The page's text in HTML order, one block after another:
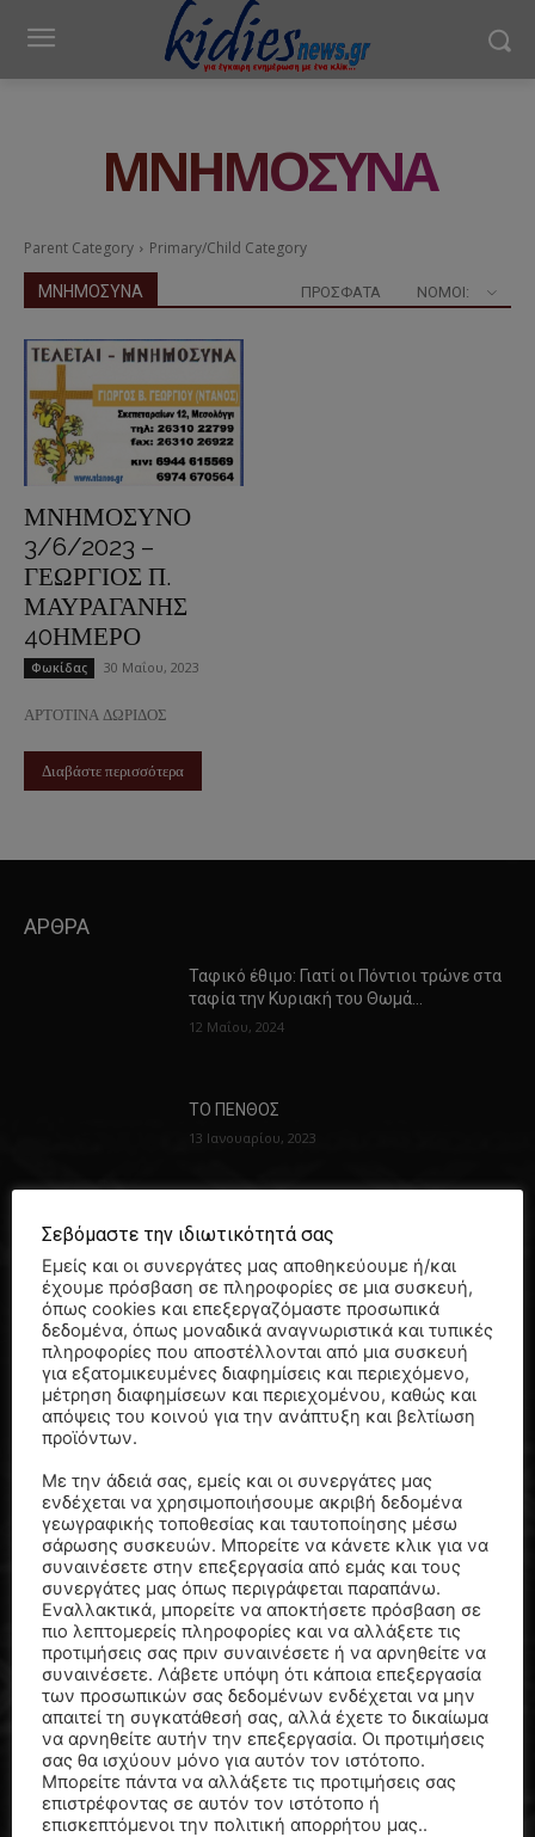
ΜΝΗΜΟΣΥΝΑ
Parent Category Primary/Child Category
ΜΝΗΜΟΣΥΝΑ ΠΡΟΣΦΑΤΑ ΝΟΜΟΊ:
ΜΝΗΜΟΣΥΝΟ
3/6/2023 –
ΓΕΩΡΓΙΟΣ Π.
ΜΑΥΡΑΓΑΝΗΣ
40ΗΜΕΡΟ
Φωκίδας 30 Μαΐου, 2023
ΑΡΤΟΤΙΝΑ ΔΩΡΙΔΟΣ
Διαβάστε περισσότερα
ΑΡΘΡΑ
Ταφικό έθιμο: Γιατί οι Πόντιοι τρώνε στα
ταφία την Κυριακή του Θωμά…
12 Μαΐου, 2024
ΤΟ ΠΕΝΘΟΣ
13 Ιανουαρίου, 2023
Πότε έχει θεσπίσει η εκκλησία
μνημόσυνα – ψυχοσάββατα…
10 Ιουνίου, 2022
ΠΡΕΠΕΙ ΝΑ ΔΙΑΒΑΣΕΤΕ
3 Αυγούστου, 2026
Πέθανε ο Γιάννης Βαρβιτσιώτης…
3 Αυγούστου, 2026
Ελικόπτερα συγκρούστηκαν και
συνετρίβησαν κατά τη διάρκεια
επιχείρησης δασοπυρόσβεσης στην
Ψάθα – Νεκροί Έλληνας και Δανός…
3 Αυγούστου, 2026
Σεβόμαστε την ιδιωτικότητά σας
Εμείς και οι συνεργάτες μας αποθηκεύουμε ή/και
έχουμε πρόσβαση σε πληροφορίες σε μια συσκευή,
όπως cookies και επεξεργαζόμαστε προσωπικά
δεδομένα, όπως μοναδικά αναγνωριστικά και τυπικές
πληροφορίες που αποστέλλονται από μια συσκευή
για εξατομικευμένες διαφημίσεις και περιεχόμενο,
μέτρηση διαφημίσεων και περιεχομένου, καθώς και
απόψεις του κοινού για την ανάπτυξη και βελτίωση
προϊόντων.
Με την άδειά σας, εμείς και οι συνεργάτες μας
ενδέχεται να χρησιμοποιήσουμε ακριβή δεδομένα
γεωγραφικής τοποθεσίας και ταυτοποίησης μέσω
σάρωσης συσκευών. Μπορείτε να κάνετε κλικ για να
συναινέσετε στην επεξεργασία από εμάς και τους
συνεργάτες μας όπως περιγράφεται παραπάνω.
Εναλλακτικά, μπορείτε να αποκτήσετε πρόσβαση σε
πιο λεπτομερείς πληροφορίες και να αλλάξετε τις
προτιμήσεις σας πριν συναινέσετε ή να αρνηθείτε να
συναινέσετε. Λάβετε υπόψη ότι κάποια επεξεργασία
των προσωπικών σας δεδομένων ενδέχεται να μην
απαιτεί τη συγκατάθεσή σας, αλλά έχετε το δικαίωμα
να αρνηθείτε αυτήν την επεξεργασία. Οι προτιμήσεις
σας θα ισχύουν μόνο για αυτόν τον ιστότοπο.
Μπορείτε πάντα να αλλάξετε τις προτιμήσεις σας
επιστρέφοντας σε αυτόν τον ιστότοπο ή
επισκεπτόμενοι την πολιτική απορρήτου μας..